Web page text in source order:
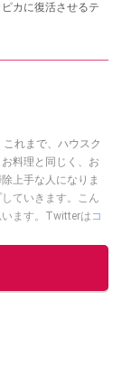
カに復活させるテ
れまで、ハウスク
料理と同じく、お
上手な人になりま
ていきます。こん
ます。Twitterは コ
他の記事を読む